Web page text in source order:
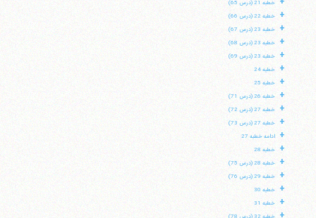
خطبه 21 (درس 65)
+ خطبه 22 (درس 66)
+ خطبه 23 (درس 67)
+ خطبه 23 (درس 68)
+ خطبه 23 (درس 69)
+ خطبه 24
+ خطبه 25
+ خطبه 26 (درس 71)
+ خطبه 27 (درس 72)
+ خطبه 27 (درس 73)
+ ادامه خطبه 27
+ خطبه 28
+ خطبه 28 (درس 75)
+ خطبه 29 (درس 76)
+ خطبه 30
+ خطبه 31